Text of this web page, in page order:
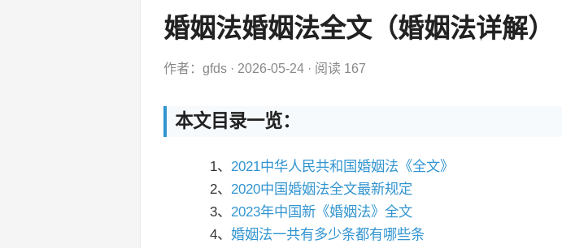
婚姻法婚姻法全文（婚姻法详解）
作者：gfds · 2026-05-24 · 阅读 167
本文目录一览：
1、2021中华人民共和国婚姻法《全文》
2、2020中国婚姻法全文最新规定
3、2023年中国新《婚姻法》全文
4、 婚姻法一共有多少条都有哪些条